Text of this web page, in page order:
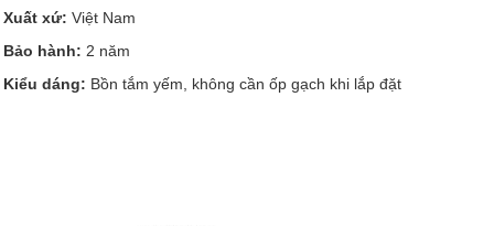
Xuất xứ: Việt Nam
Bảo hành: 2 năm
Kiểu dáng: Bồn tắm yếm, không cần ốp gạch khi lắp đặt